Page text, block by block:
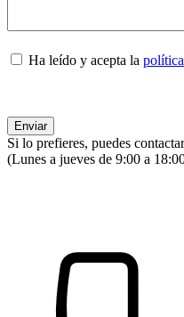
Ha leído y acepta la
Si lo prefieres, puedes
(Lunes a jueves de 9:00 a